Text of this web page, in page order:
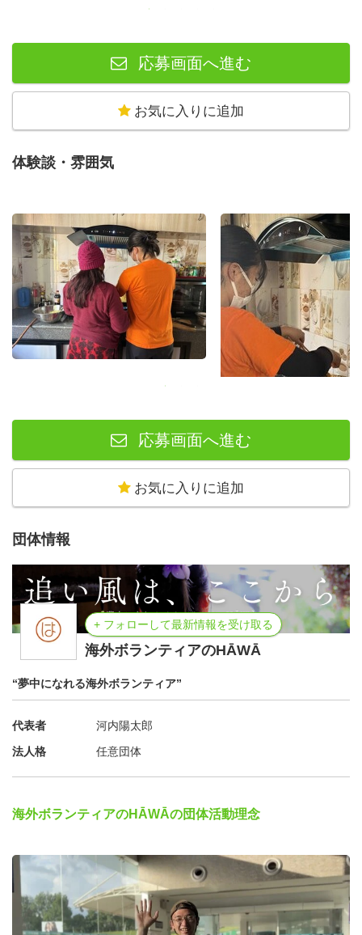
います。5歳から12歳までの子ども達が通うアフタースク
ールでは、毎日授業と給食の配膳が行われています。学習
の機会を確保するだけではなく、日常的な関わりを通した
生活指導や、遊びを通して関係性を築く練習をする場をつ
くっています。
テストで良い点を取るための教育も当然大切ですが、「ケ
「自分の感情を言葉にする」ための場としての教育を大切
にしています。
子ども達の様子や状況に応じて、その場で柔軟に教育のス
タイルを変えることができるのがアフタースクールの良さ
です。公教育での関わりが足りていない社会背景があるか
らこそ、アフタースクールは単純に「補い」のためだけで
はなく、「新たな学びの場」あるいは「安心できる場所」
・HĀWĀハウス
短期、中期、長期プログラムが同時に進行するスタイルだ
からこそ、共同生活での出会いはより豊かなものになりま
す。日本中から集まるHĀWĀメンバーと、5000km離れた
となります。
一緒に自炊をしたり、買い物に行ったり、活動の振り返り
をしたりする中で、メンバーからも新しい考えを知ること
ができます。安全なハウスでの共同生活も、HĀWĀプログ
ラムの大きな魅力です。
・「途上国」って何が「途上」なの？
ます。「発展途上国」と呼ぶけれど、そこに住む人々と先
進国と呼ばれる国に住む人々が、まるで人間的な優劣がつ
けられているような表現に、まずは「？」を抱くところか
応募画面へ進む
お気に入りに追加
体験談・雰囲気
応募画面へ進む
お気に入りに追加
団体情報
+ フォローして最新情報を受け取る
海外ボランティアのHĀWĀ
“夢中になれる海外ボランティア”
代表者
河内陽太郎
法人格
任意団体
海外ボランティアのHĀWĀの団体活動理念